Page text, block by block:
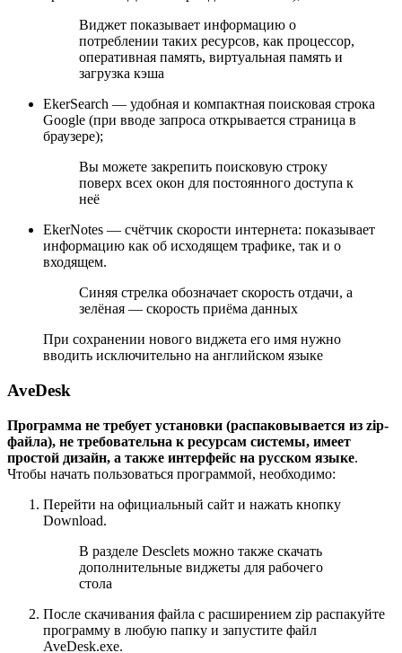
Виджет показывает информацию о
потреблении таких ресурсов, как процессор,
оперативная память, виртуальная память и
загрузка кэша
EkerSearch — удобная и компактная поисковая строка
Google (при вводе запроса открывается страница в
браузере);
Вы можете закрепить поисковую строку
поверх всех окон для постоянного доступа к
неё
EkerNotes — счётчик скорости интернета: показывает
информацию как об исходящем трафике, так и о
входящем.
Синяя стрелка обозначает скорость отдачи, а
зелёная — скорость приёма данных
При сохранении нового виджета его имя нужно
вводить исключительно на английском языке
AveDesk
Программа не требует установки (распаковывается из zip-
файла), не требовательна к ресурсам системы, имеет
простой дизайн, а также интерфейс на русском языке.
Чтобы начать пользоваться программой, необходимо:
Перейти на официальный сайт и нажать кнопку
Download.
В разделе Desclets можно также скачать
дополнительные виджеты для рабочего
стола
После скачивания файла с расширением zip распакуйте
программу в любую папку и запустите файл
AveDesk.exe.